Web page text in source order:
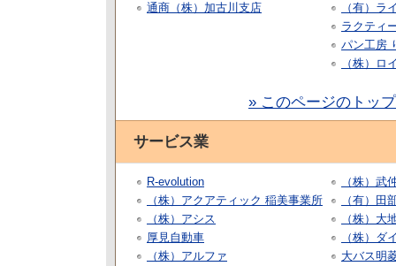
通商（株）加古川支店
（有）ラ
ラクティ
パン工房
（株）ロ
» このページのトッ
サービス業
R-evolution
（株）アクアティック 稲美事業所
（株）アシス
厚見自動車
（株）アルファ
（株）武
（有）田
（株）大
（株）ダ
大バス明